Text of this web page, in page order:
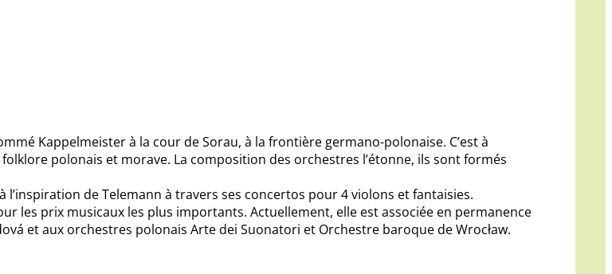
Kappelmeister à la cour de Sorau, à la frontière germano-polonaise. C’est à
polonais et morave. La composition des orchestres l’étonne, ils sont formés
de Telemann à travers ses concertos pour 4 violons et fantaisies.
les prix musicaux les plus importants. Actuellement, elle est associée en permanence
et aux orchestres polonais Arte dei Suonatori et Orchestre baroque de Wrocław.